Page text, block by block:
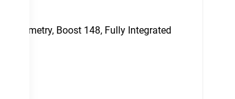
Geometry, Boost 148, Fully Integrated